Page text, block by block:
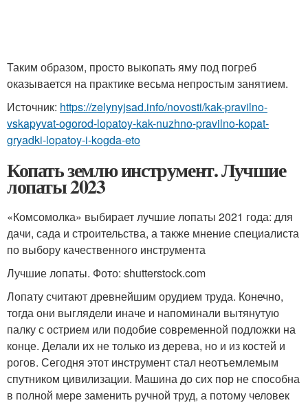
Таким образом, просто выкопать яму под погреб
оказывается на практике весьма непростым занятием.
Источник: https://zelynyjsad.info/novosti/kak-pravilno-
vskapyvat-ogorod-lopatoy-kak-nuzhno-pravilno-kopat-
gryadki-lopatoy-i-kogda-eto
Копать землю инструмент. Лучшие
лопаты 2023
«Комсомолка» выбирает лучшие лопаты 2021 года: для
дачи, сада и строительства, а также мнение специалиста
по выбору качественного инструмента
Лучшие лопаты. Фото: shutterstock.com
Лопату считают древнейшим орудием труда. Конечно,
тогда они выглядели иначе и напоминали вытянутую
палку с острием или подобие современной подложки на
конце. Делали их не только из дерева, но и из костей и
рогов. Сегодня этот инструмент стал неотъемлемым
спутником цивилизации. Машина до сих пор не способна
в полной мере заменить ручной труд, а потому человек